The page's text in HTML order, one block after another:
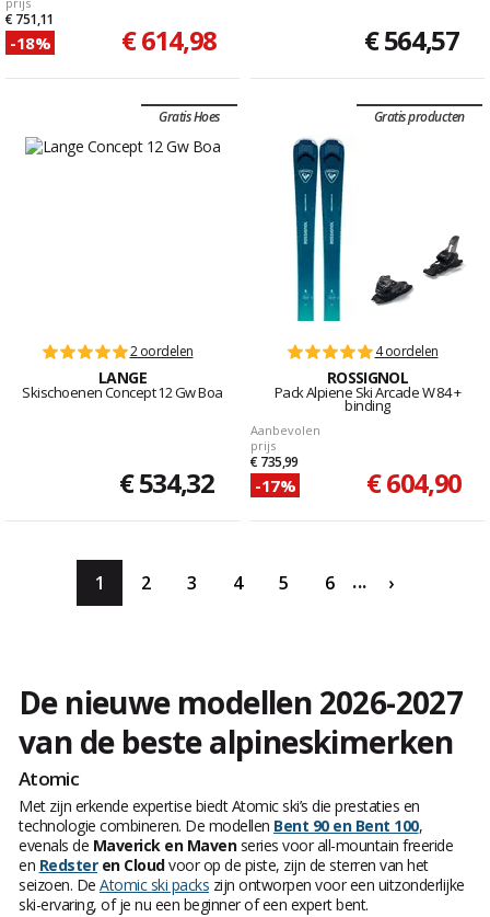
€ 751,11
-18% € 614,98 € 564,57
Gratis Hoes
2 oordelen
LANGE
Skischoenen Concept 12 Gw Boa
€ 534,32
Gratis producten
4 oordelen
ROSSIGNOL
Pack Alpiene Ski Arcade W 84 +
binding
Aanbevolen
prijs
€ 735,99
-17% € 604,90
1 2 3 4 5 6 ... ›
De nieuwe modellen 2026-2027
van de beste alpineskimerken
Atomic
Met zijn erkende expertise biedt Atomic ski’s die prestaties en
technologie combineren. De modellen Bent 90 en Bent 100,
evenals de Maverick en Mavenseries voor all-mountain freeride
en Redsteren Cloudvoor op de piste, zijn de sterren van het
seizoen. De Atomic ski packs zijn ontworpen voor een uitzonderlijke
ski-ervaring, of je nu een beginner of een expert bent.